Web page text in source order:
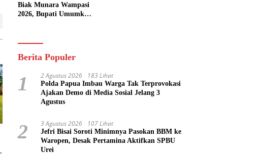
Biak Munara Wampasi
2026, Bupati Umumkan
Berita Populer
1 2 Agustus 2026 183 Lihat
Polda Papua Imbau Warga Tak Terprovokasi
Ajakan Demo di Media Sosial Jelang 3
Agustus
2 3 Agustus 2026 107 Lihat
Jefri Bisai Soroti Minimnya Pasokan BBM ke
Waropen, Desak Pertamina Aktifkan SPBU
Urei